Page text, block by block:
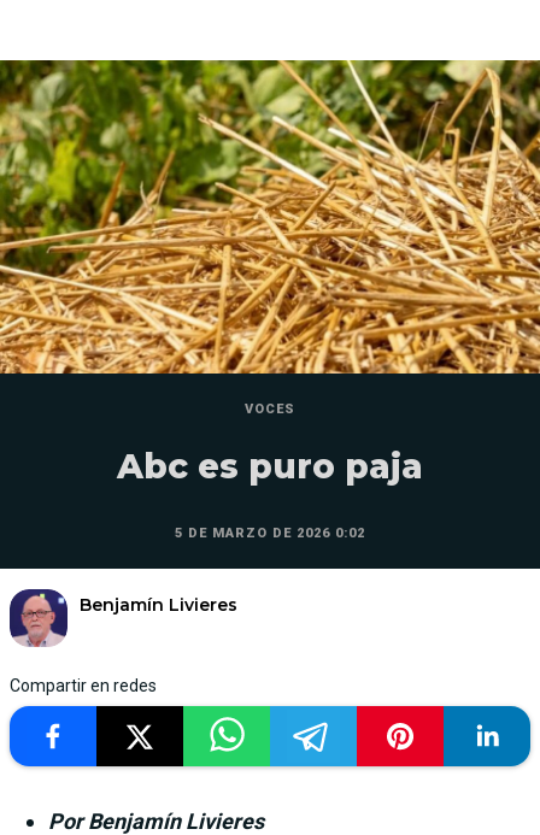
VOCES
Abc es puro paja
5 DE MARZO DE 2026 0:02
Benjamín Livieres
Compartir en redes
Por Benjamín Livieres